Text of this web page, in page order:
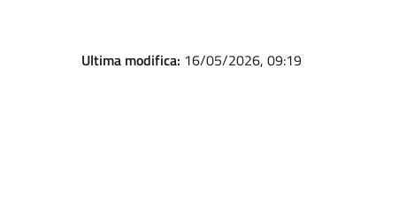
Ultima modifica: 16/05/2026, 09:19